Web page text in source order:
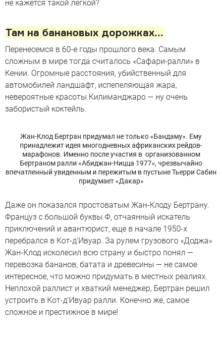
не кажется такой легкой?
Там на банановых дорожках…
Перенесемся в 60-е годы прошлого века. Самым
сложным в мире тогда считалось «Сафари-ралли» в
Кении. Огромные расстояния, убийственный для
автомобилей ландшафт, испепеляющая жара,
невероятные красоты Килиманджаро — ну очень
забористый коктейль.
Жан-Клод Бертран придумал не только «Бандаму». Ему
принадлежит идея многодневных африканских рейдов-
марафонов. Именно после участия в организованном
Бертраном ралли «Абиджан-Ницца 1977», чрезвычайно
впечатленный увиденным и пережитым в пустыне Тьерри Сабин
придумает «Дакар»
Даже он показался простоватым Жан-Клоду Бертрану.
Француз с большой буквы Ф, отчаянный искатель
приключений и авантюрист, еще в начале 1950-х
перебрался в Кот-д'Ивуар. За рулем грузового «Доджа»
Жан-Клод исколесил всю страну и быстро понял —
перевозка бананов, батата и древесины — не самое
интересное, что можно придумать в местных реалиях.
Неплохой раллист и хваткий менеджер, Бертран решил
устроить в Кот-д'Ивуар ралли. Конечно же, самое
сложное и престижное в мире!